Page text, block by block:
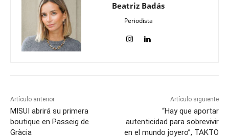
Beatriz Badás
Periodista
Artículo anterior
MISUI abrirá su primera
boutique en Passeig de
Gràcia
Artículo siguiente
“Hay que aportar
autenticidad para sobrevivir
en el mundo joyero”, TAKTO